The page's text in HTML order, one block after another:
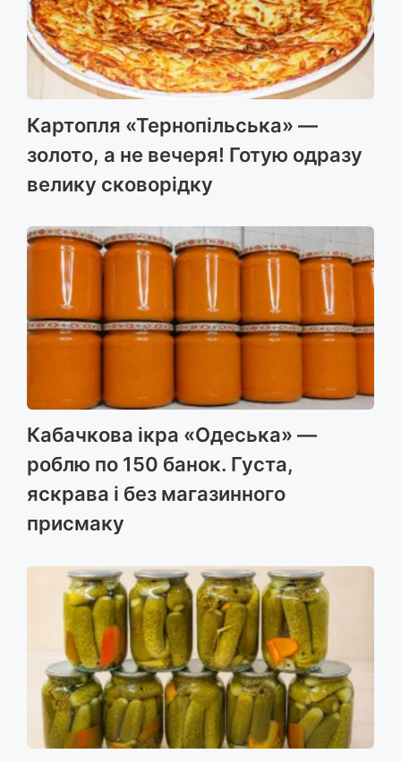
Картопля «Тернопільська» —
золото, а не вечеря! Готую одразу
велику сковорідку
Кабачкова ікра «Одеська» —
роблю по 150 банок. Густа,
яскрава і без магазинного
присмаку